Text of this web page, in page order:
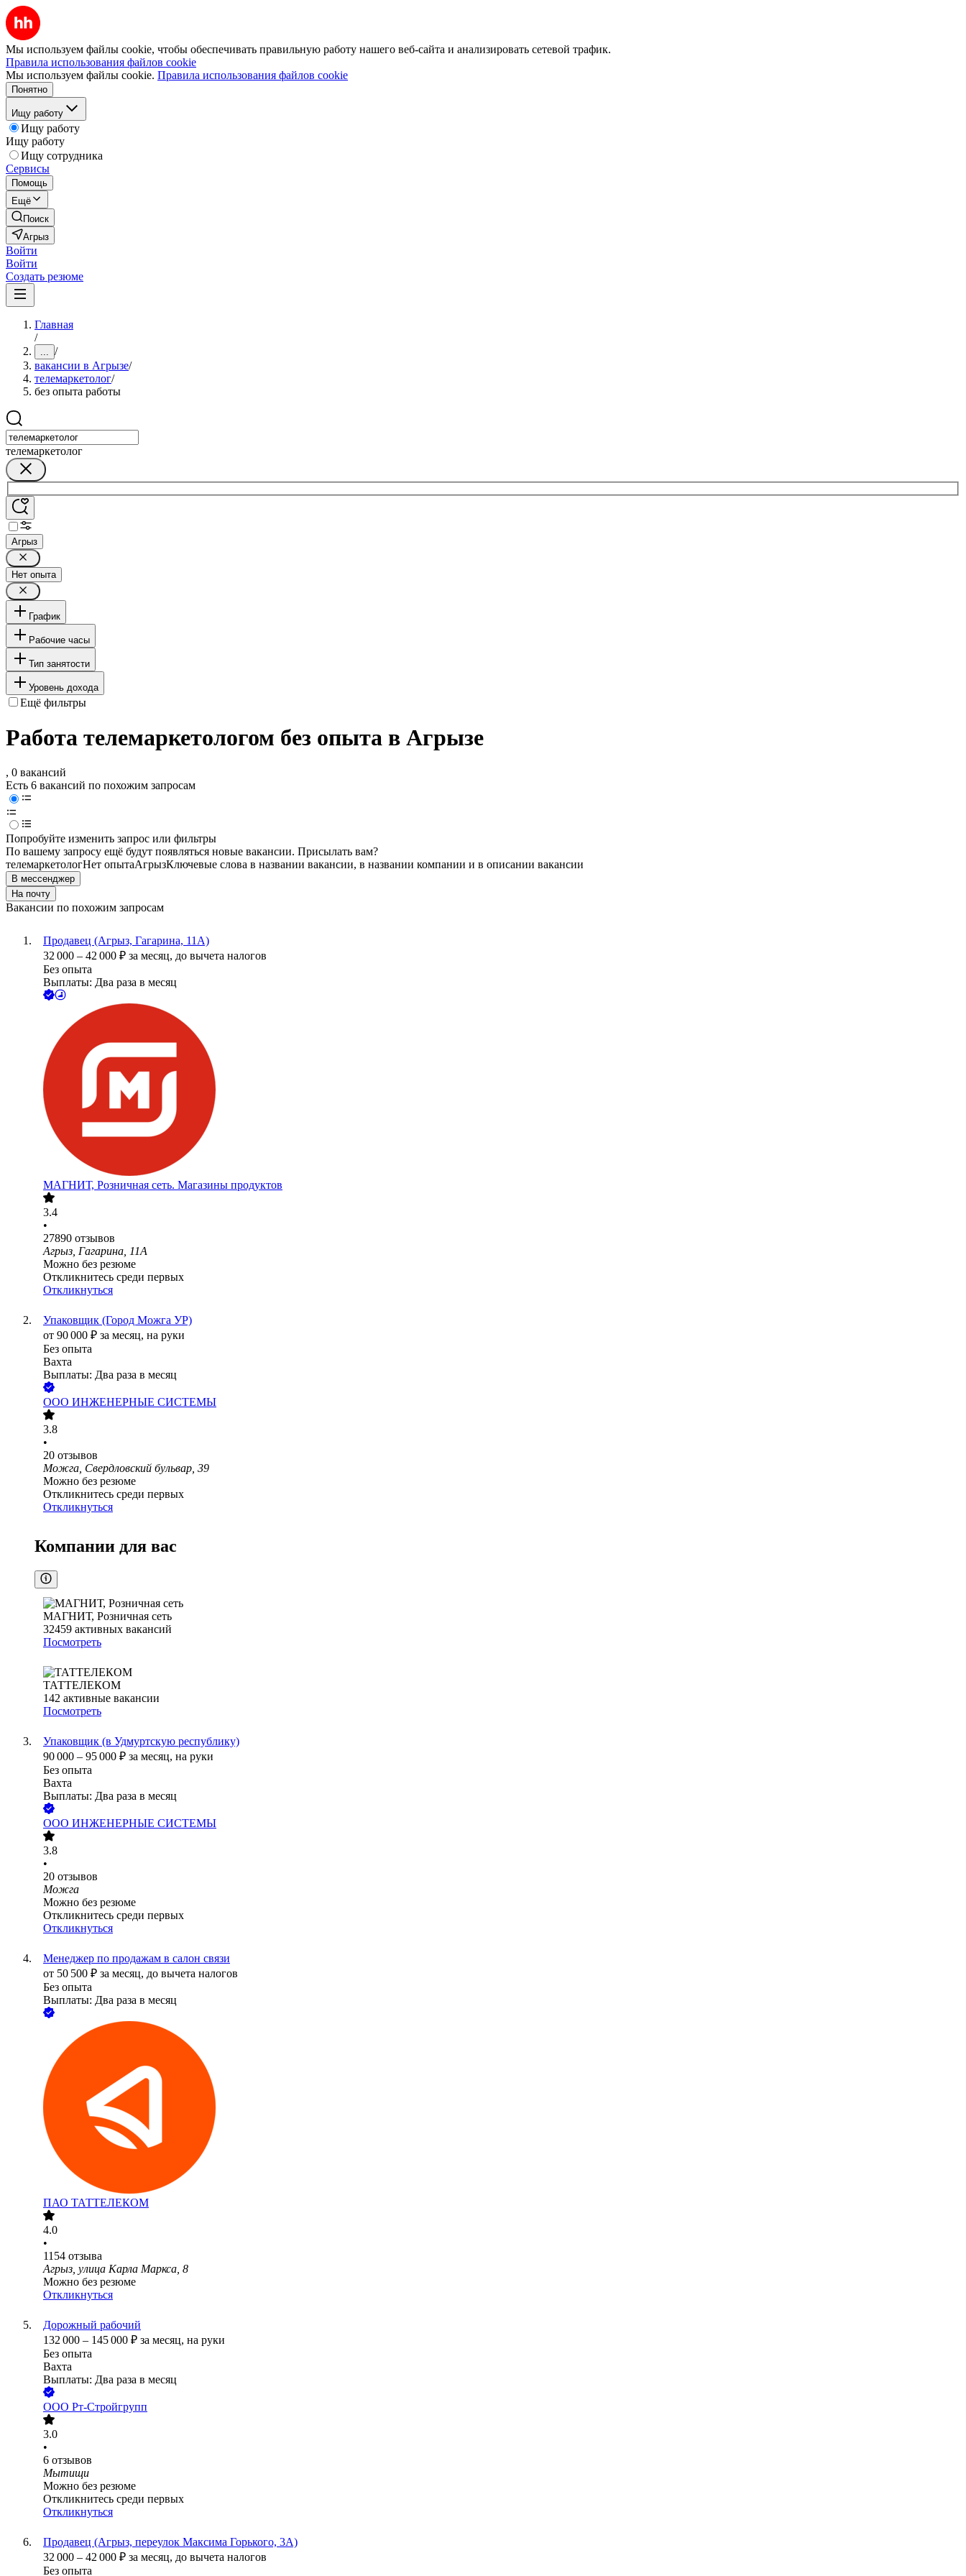
Мы используем файлы cookie, чтобы обеспечивать правильную работу нашего веб-сайта и анализировать сетевой трафик.
Правила использования файлов cookie
Мы используем файлы cookie. Правила использования файлов cookie
Понятно
Ищу работу
Ищу работу
Ищу работу
Ищу сотрудника
Сервисы
Помощь
Ещё
Поиск
Агрыз
Войти
Войти
Создать резюме
Главная
/
... /
вакансии в Агрызе/
телемаркетолог/
без опыта работы
телемаркетолог
Агрыз
Нет опыта
График
Рабочие часы
Тип занятости
Уровень дохода
Ещё фильтры
Работа телемаркетологом без опыта в Агрызе
, 0 вакансий
Есть 6 вакансий по похожим запросам
Попробуйте изменить запрос или фильтры
По вашему запросу ещё будут появляться новые вакансии. Присылать вам?
телемаркетологНет опытаАгрызКлючевые слова в названии вакансии, в названии компании и в описании вакансии
В мессенджер
На почту
Вакансии по похожим запросам
Продавец (Агрыз, Гагарина, 11А)
32 000 – 42 000 ₽ за месяц, до вычета налогов
Без опыта
Выплаты: Два раза в месяц
МАГНИТ, Розничная сеть. Магазины продуктов
3.4
•
27890 отзывов
Агрыз, Гагарина, 11А
Можно без резюме
Откликнитесь среди первых
Откликнуться
Упаковщик (Город Можга УР)
от 90 000 ₽ за месяц, на руки
Без опыта
Вахта
Выплаты: Два раза в месяц
ООО ИНЖЕНЕРНЫЕ СИСТЕМЫ
3.8
•
20 отзывов
Можга, Свердловский бульвар, 39
Можно без резюме
Откликнитесь среди первых
Откликнуться
Компании для вас
МАГНИТ, Розничная сеть
32459 активных вакансий
Посмотреть
ТАТТЕЛЕКОМ
142 активные вакансии
Посмотреть
Упаковщик (в Удмуртскую республику)
90 000 – 95 000 ₽ за месяц, на руки
Без опыта
Вахта
Выплаты: Два раза в месяц
ООО ИНЖЕНЕРНЫЕ СИСТЕМЫ
3.8
•
20 отзывов
Можга
Можно без резюме
Откликнитесь среди первых
Откликнуться
Менеджер по продажам в салон связи
от 50 500 ₽ за месяц, до вычета налогов
Без опыта
Выплаты: Два раза в месяц
ПАО ТАТТЕЛЕКОМ
4.0
•
1154 отзыва
Агрыз, улица Карла Маркса, 8
Можно без резюме
Откликнуться
Дорожный рабочий
132 000 – 145 000 ₽ за месяц, на руки
Без опыта
Вахта
Выплаты: Два раза в месяц
ООО Рт-Стройгрупп
3.0
•
6 отзывов
Мытищи
Можно без резюме
Откликнитесь среди первых
Откликнуться
Продавец (Агрыз, переулок Максима Горького, 3А)
32 000 – 42 000 ₽ за месяц, до вычета налогов
Без опыта